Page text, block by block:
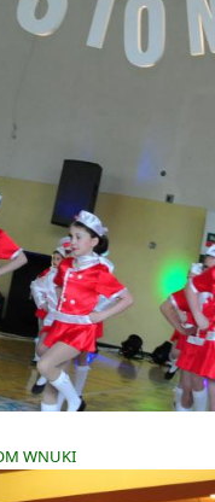
WNUKI